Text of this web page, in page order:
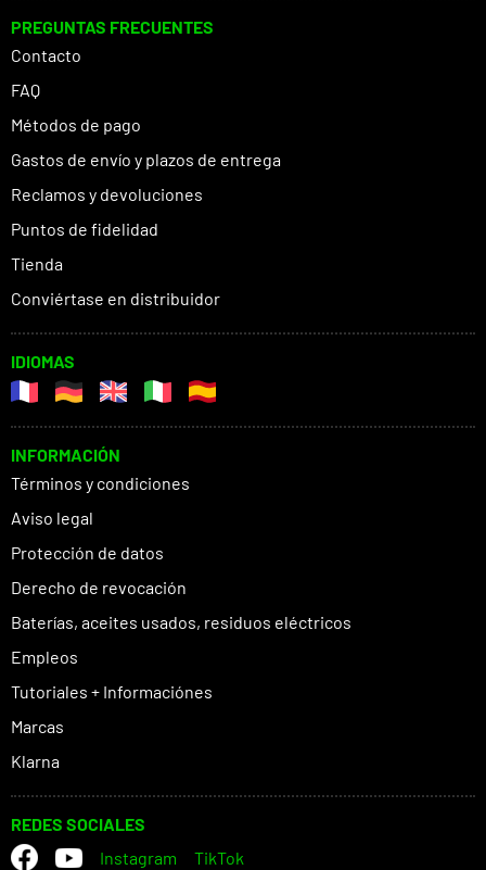
PREGUNTAS FRECUENTES
Contacto
FAQ
Métodos de pago
Gastos de envío y plazos de entrega
Reclamos y devoluciones
Puntos de fidelidad
Tienda
Conviértase en distribuidor
IDIOMAS
INFORMACIÓN
Términos y condiciones
Aviso legal
Protección de datos
Derecho de revocación
Baterías, aceites usados, residuos eléctricos
Empleos
Tutoriales + Informaciónes
Marcas
Klarna
REDES SOCIALES
Instagram
TikTok